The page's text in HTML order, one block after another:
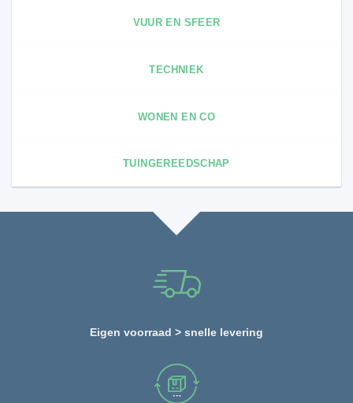
VUUR EN SFEER
TECHNIEK
WONEN EN CO
TUINGEREEDSCHAP
Eigen voorraad > snelle levering